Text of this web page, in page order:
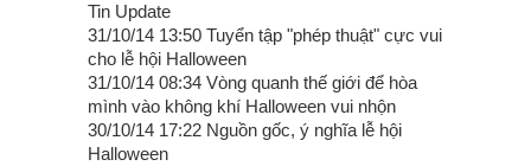
Tin Update
31/10/14 13:50 Tuyển tập "phép thuật" cực vui
cho lễ hội Halloween
31/10/14 08:34 Vòng quanh thế giới để hòa
mình vào không khí Halloween vui nhộn
30/10/14 17:22 Nguồn gốc, ý nghĩa lễ hội
Halloween